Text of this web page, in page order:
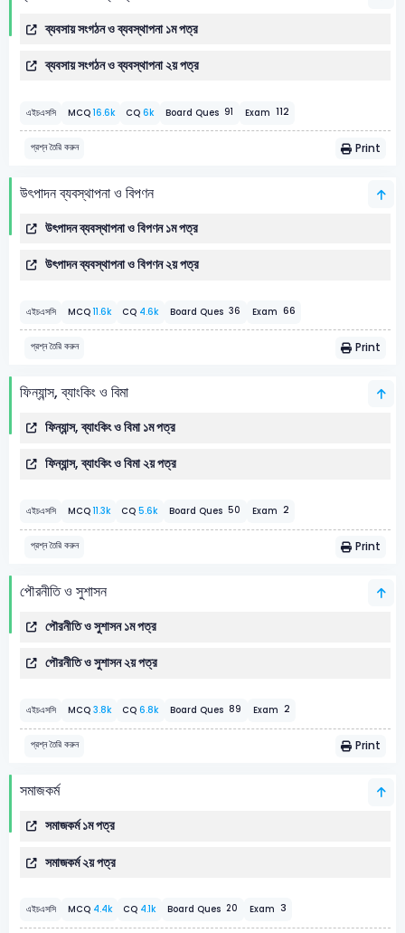
ব্যবসায় সংগঠন ও ব্যবস্থাপনা ১ম পত্র
ব্যবসায় সংগঠন ও ব্যবস্থাপনা ২য় পত্র
এইচএসসি MCQ 16.6k CQ6k Board Ques 91 Exam 112
প্রশ্ন তৈরি করুন Print
উৎপাদন ব্যবস্থাপনা ও বিপণন
উৎপাদন ব্যবস্থাপনা ও বিপণন ১ম পত্র
উৎপাদন ব্যবস্থাপনা ও বিপণন ২য় পত্র
এইচএসসি MCQ 11.6k CQ 4.6k Board Ques 36 Exam 66
প্রশ্ন তৈরি করুন Print
ফিন্যান্স, ব্যাংকিং ও বিমা
ফিন্যান্স, ব্যাংকিং ও বিমা ১ম পত্র
ফিন্যান্স, ব্যাংকিং ও বিমা ২য় পত্র
এইচএসসি MCQ 11.3k CQ5.6k Board Ques 50 Exam 2
প্রশ্ন তৈরি করুন Print
পৌরনীতি ও সুশাসন
পৌরনীতি ও সুশাসন ১ম পত্র
পৌরনীতি ও সুশাসন ২য় পত্র
এইচএসসি MCQ 3.8k CQ6.8k Board Ques 89 Exam 2
প্রশ্ন তৈরি করুন Print
সমাজকর্ম
সমাজকর্ম ১ম পত্র
সমাজকর্ম ২য় পত্র
এইচএসসি MCQ 4.4k CQ 4.1k Board Ques 20 Exam 3